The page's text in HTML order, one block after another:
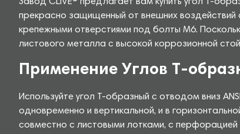
прекрасно защищенный от внешних воздействий
крепежными отверстиями под болты М6.
листового металла с высокой коррозионной
Применение Углов Т-
Используйте угол Т-образный с отводом вниз
одновременно и вертикальной, и в
совместно с листовыми лотками, с перфорацией